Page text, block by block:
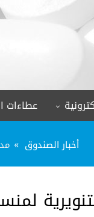
عطاءات
أخبار الصندوق